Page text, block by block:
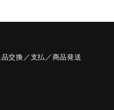
交換／支払／商品発送